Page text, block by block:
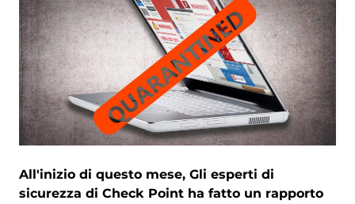
All'inizio di questo mese, Gli esperti di
sicurezza di Check Point ha fatto un rapporto